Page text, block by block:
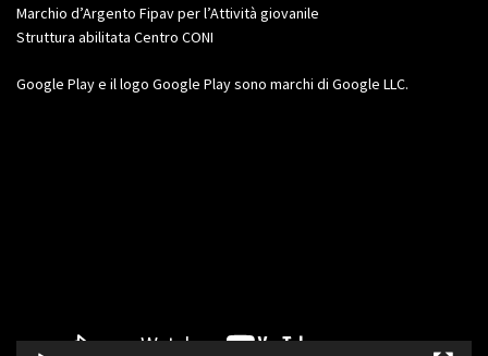
Marchio d’Argento Fipav per l’Attività giovanile
Struttura abilitata Centro CONI
Google Play e il logo Google Play sono marchi di Google LLC.